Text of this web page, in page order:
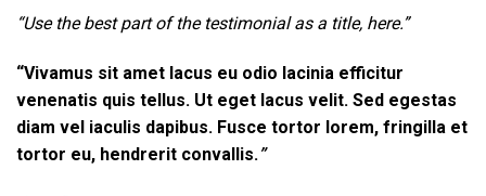
“Use the best part of the testimonial as a title, here.”
“Vivamus sit amet lacus eu odio lacinia efficitur
venenatis quis tellus. Ut eget lacus velit. Sed egestas
diam vel iaculis dapibus. Fusce tortor lorem, fringilla et
tortor eu, hendrerit convallis. ”